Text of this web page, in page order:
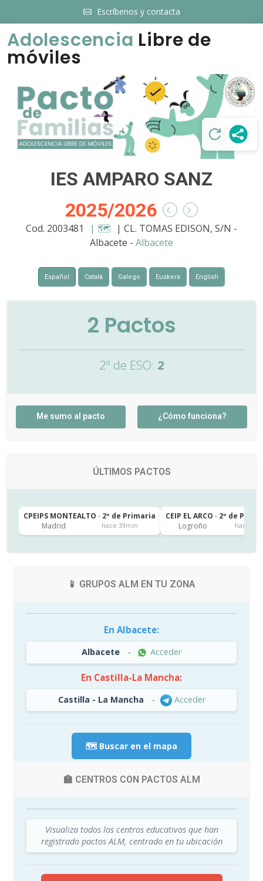
Escríbenos y contacta
Adolescencia Libre de
móviles
IES AMPARO SANZ
2025/2026
Cod. 2003481 | 🗺️ | CL. TOMAS EDISON, S/N -
Albacete - Albacete
Español Català Galego Euskera English
2 Pactos
2º de ESO: 2
Me sumo al pacto ¿Cómo funciona?
ÚLTIMOS PACTOS
CPEIPS MONTEALTO · 2º de Primaria
Madrid
hace 39min
CEIP EL ARCO · 2º de
Logroño
hace 5h
📱 GRUPOS ALM EN TU ZONA
En Albacete:
Albacete - Acceder
En Castilla-La Mancha:
Castilla - La Mancha - Acceder
🗺️ Buscar en el mapa
🏫 CENTROS CON PACTOS ALM
Visualiza todos los centros educativos que han
registrado pactos ALM, centrado en tu ubicación